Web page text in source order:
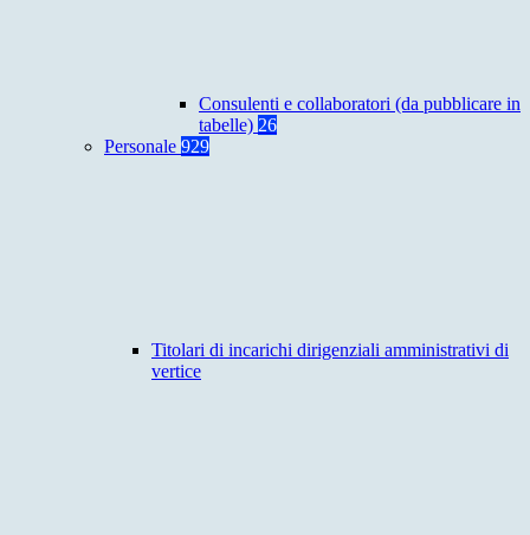
Consulenti e collaboratori (da pubblicare in
tabelle) 26
Personale 929
Titolari di incarichi dirigenziali amministrativi di
vertice